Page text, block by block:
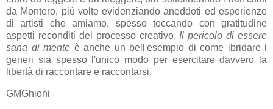
da Montero, più volte evidenziando aneddoti ed esperienze
di artisti che amiamo, spesso toccando con gratitudine
aspetti reconditi del processo creativo, Il pericolo di essere
sana di mente è anche un bell'esempio di come ibridare i
generi sia spesso l'unico modo per esercitare davvero la
libertà di raccontare e raccontarsi.
GMGhioni